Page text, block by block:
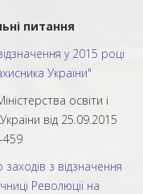
питання
у 2015 році
України"
освіти і
від 25.09.2015
з відзначення
Революції на